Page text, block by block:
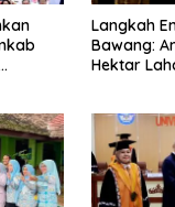
Langkah
Bawang:
Hektar